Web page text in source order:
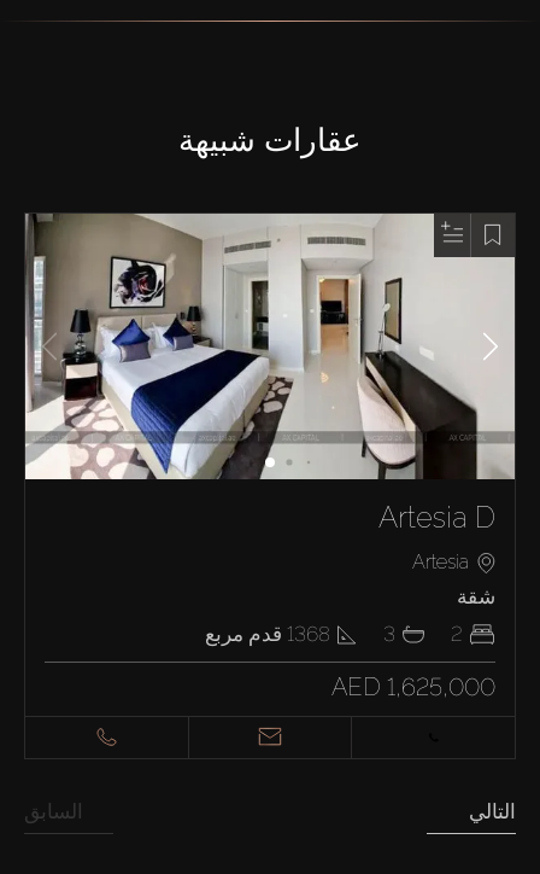
عقارات شبيهة
Artesia D
Artesia
شقة
2
3
1368 قدم مربع
AED 1,625,000
السابق التالي